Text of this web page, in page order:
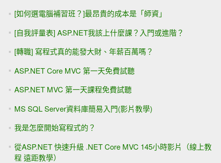
[如何選電腦補習班？]最昂貴的成本是「師資」
[自我評量表] ASP.NET我該上什麼課？入門或進階？
[轉職] 寫程式真的能發大財、年薪百萬嗎？
ASP.NET Core MVC 第一天免費試聽
ASP.NET MVC 第一天課程免費試聽
MS SQL Server資料庫簡易入門(影片教學)
我是怎麼開始寫程式的？
從ASP.NET 快速升級 .NET Core MVC 145小時影片（線上教
程 遠距教學）